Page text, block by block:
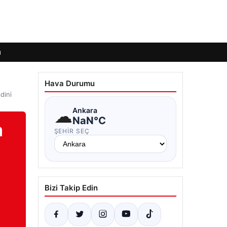
Hava Durumu
☁Ankara
NaN°C
ŞEHIR SEÇ
Bizi Takip Edin